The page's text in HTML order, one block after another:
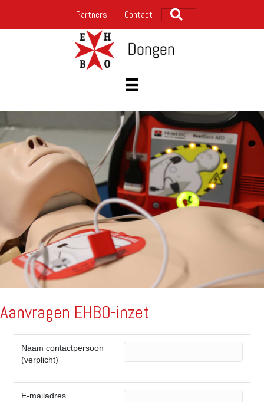
Partners Contact
Aanvragen EHBO-inzet
Naam contactpersoon
(verplicht)
E-mailadres